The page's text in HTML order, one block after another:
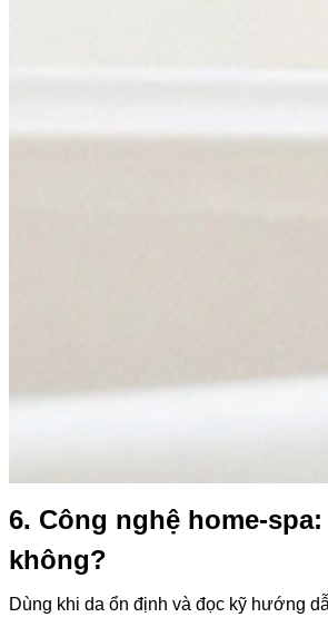
6. Công nghệ home-
không?
Dùng khi da ổn định và đọc kỹ hướng